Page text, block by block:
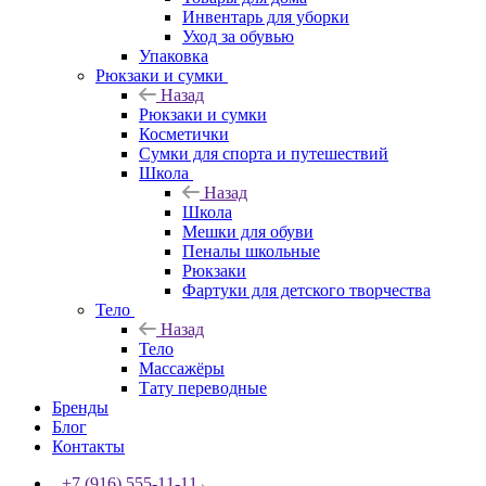
Инвентарь для уборки
Уход за обувью
Упаковка
Рюкзаки и сумки
Назад
Рюкзаки и сумки
Косметички
Сумки для спорта и путешествий
Школа
Назад
Школа
Мешки для обуви
Пеналы школьные
Рюкзаки
Фартуки для детского творчества
Тело
Назад
Тело
Массажёры
Тату переводные
Бренды
Блог
Контакты